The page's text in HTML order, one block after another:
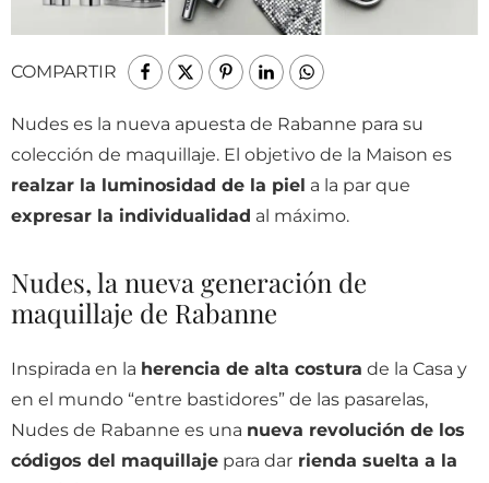
COMPARTIR
Nudes es la nueva apuesta de Rabanne para su
colección de maquillaje. El objetivo de la Maison es
realzar la luminosidad de la piel a la par que
expresar la individualidad al máximo.
Nudes, la nueva generación de
maquillaje de Rabanne
Inspirada en la herencia de alta costura de la Casa y
en el mundo “entre bastidores” de las pasarelas,
Nudes de Rabanne es una nueva revolución de los
códigos del maquillaje para dar rienda suelta a la